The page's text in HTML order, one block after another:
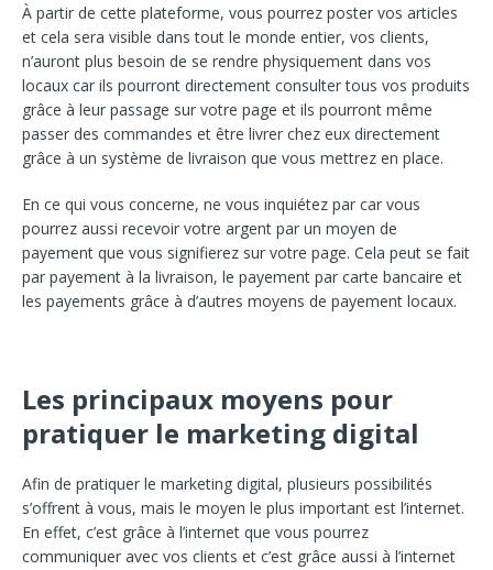
À partir de cette plateforme, vous pourrez poster vos articles
et cela sera visible dans tout le monde entier, vos clients,
n’auront plus besoin de se rendre physiquement dans vos
locaux car ils pourront directement consulter tous vos produits
grâce à leur passage sur votre page et ils pourront même
passer des commandes et être livrer chez eux directement
grâce à un système de livraison que vous mettrez en place.
En ce qui vous concerne, ne vous inquiétez par car vous
pourrez aussi recevoir votre argent par un moyen de
payement que vous signifierez sur votre page. Cela peut se fait
par payement à la livraison, le payement par carte bancaire et
les payements grâce à d’autres moyens de payement locaux.
Les principaux moyens pour
pratiquer le marketing digital
Afin de pratiquer le marketing digital, plusieurs possibilités
s’offrent à vous, mais le moyen le plus important est l’internet.
En effet, c’est grâce à l’internet que vous pourrez
communiquer avec vos clients et c’est grâce aussi à l’internet